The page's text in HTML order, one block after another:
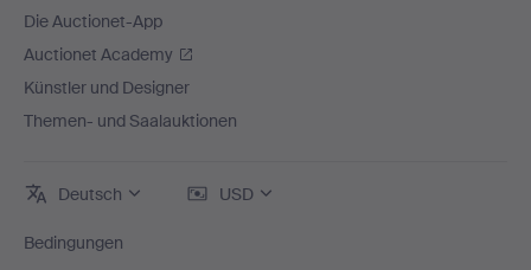
Die Auctionet-App
Auctionet Academy
Künstler und Designer
Themen- und Saalauktionen
Deutsch USD
Bedingungen